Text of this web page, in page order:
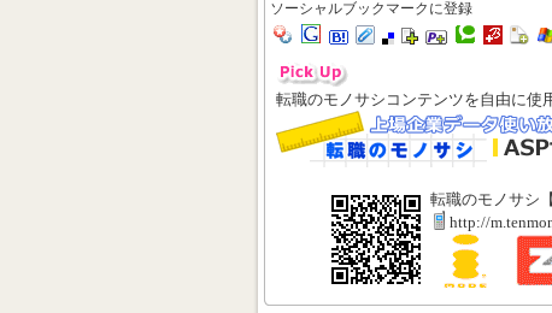
ソーシャルブックマークに登録
転職のモノサシコンテンツを自由に使
転職のモノサシ
http://